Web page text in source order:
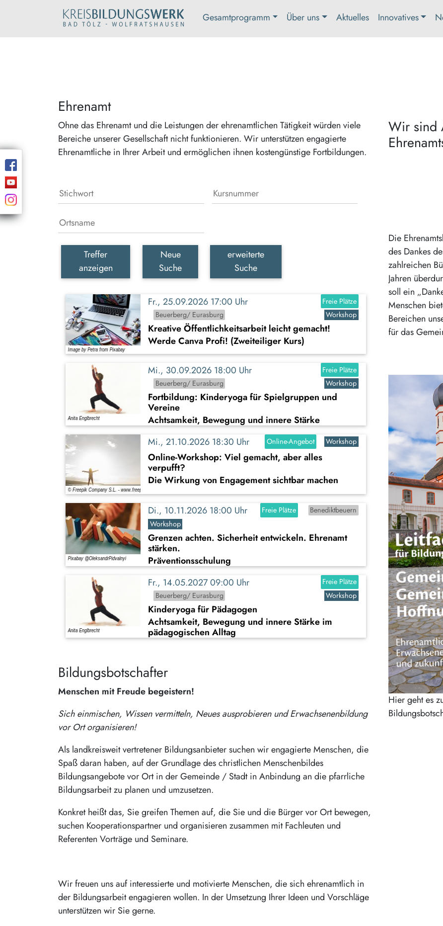
Gesamtprogramm Über uns Aktuelles Innovatives
Ehrenamt
Ohne das Ehrenamt und die Leistungen der ehrenamtlichen Tätigkeit würden viele
Bereiche unserer Gesellschaft nicht funktionieren. Wir unterstützen engagierte
Ehrenamtliche in Ihrer Arbeit und ermöglichen ihnen kostengünstige Fortbildungen.
Treffer
anzeigen
Neue
Suche
erweiterte
Suche
Fr., 25.09.2026 17:00 Uhr
Freie Plätze
Beuerberg/ Eurasburg
Workshop
Kreative Öffentlichkeitsarbeit leicht gemacht!
Werde Canva Profi! (Zweiteiliger Kurs)
Mi., 30.09.2026 18:00 Uhr
Freie Plätze
Beuerberg/ Eurasburg
Workshop
Fortbildung: Kinderyoga für Spielgruppen und
Vereine
Achtsamkeit, Bewegung und innere Stärke
Mi., 21.10.2026 18:30 Uhr
Online-Angebot Workshop
Online-Workshop: Viel gemacht, aber alles
verpufft?
Die Wirkung von Engagement sichtbar machen
Di., 10.11.2026 18:00 Uhr Freie Plätze
Benediktbeuern
Workshop
Grenzen achten. Sicherheit entwickeln. Ehrenamt
stärken.
Präventionsschulung
Fr., 14.05.2027 09:00 Uhr
Freie Plätze
Beuerberg/ Eurasburg
Workshop
Kinderyoga für Pädagogen
Achtsamkeit, Bewegung und innere Stärke im
pädagogischen Alltag
Bildungsbotschafter
Menschen mit Freude begeistern!
Sich einmischen, Wissen vermitteln, Neues ausprobieren und Erwachsenenbildung
vor Ort organisieren!
Als landkreisweit vertretener Bildungsanbieter suchen wir engagierte Menschen, die
Spaß daran haben, auf der Grundlage des christlichen Menschenbildes
Bildungsangebote vor Ort in der Gemeinde / Stadt in Anbindung an die pfarrliche
Bildungsarbeit zu planen und umzusetzen.
Konkret heißt das, Sie greifen Themen auf, die Sie und die Bürger vor Ort bewegen,
suchen Kooperationspartner und organisieren zusammen mit Fachleuten und
Referenten Vorträge und Seminare.
Wir freuen uns auf interessierte und motivierte Menschen, die sich ehrenamtlich in
der Bildungsarbeit engagieren wollen. In der Umsetzung Ihrer Ideen und Vorschläge
unterstützen wir Sie gerne.
Wir sind
Die
des Dankes
zahlreichen
Jahren
soll ein
Menschen
Bereichen
für das
Hier geht es